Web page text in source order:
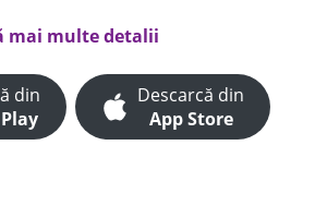
mai multe detalii
din
Descarcă din
App Store